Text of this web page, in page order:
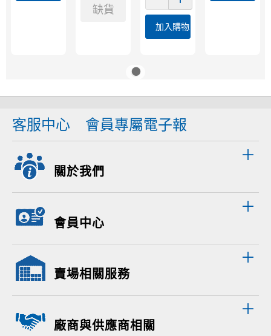
缺貨
加入購物車
客服中心 會員專屬電子報
關於我們
會員中心
賣場相關服務
廠商與供應商相關